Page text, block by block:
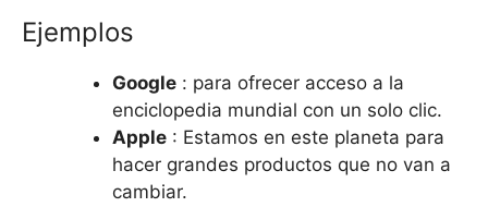
Ejemplos
Google : para ofrecer acceso a la
enciclopedia mundial con un solo clic.
Apple : Estamos en este planeta para
hacer grandes productos que no van a
cambiar.